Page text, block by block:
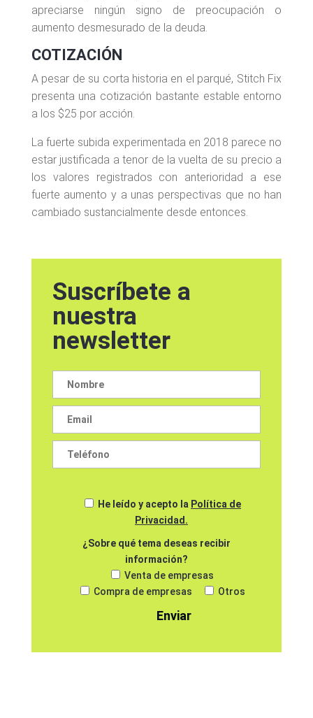
apreciarse ningún signo de preocupación o
aumento desmesurado de la deuda.
COTIZACIÓN
A pesar de su corta historia en el parqué, Stitch Fix
presenta una cotización bastante estable entorno
a los $25 por acción.
La fuerte subida experimentada en 2018 parece no
estar justificada a tenor de la vuelta de su precio a
los valores registrados con anterioridad a ese
fuerte aumento y a unas perspectivas que no han
cambiado sustancialmente desde entonces.
Suscríbete a
nuestra
newsletter
He leído y acepto la Política de
Privacidad.
¿Sobre qué tema deseas recibir
información?
Venta de empresas
Compra de empresas
Otros